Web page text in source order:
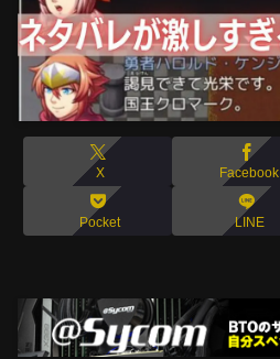
X Facebook
Pocket LINE